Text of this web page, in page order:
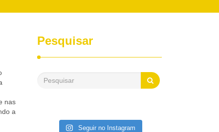
nas
a
Pesquisar
Seguir no Instagram